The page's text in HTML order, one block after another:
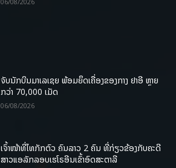
ຈັບນັກບິນມາເລເຊຍ ພ້ອມຍຶດເຄື່ອງຂອງກາງ ຢາອີ ຫຼາຍ
ກວ່າ 70,000 ເມັດ
06/08/2026
ເຈົ້າໜ້າທີ່ໄທກັກຕົວ ຄົນລາວ 2 ຄົນ ທີ່ກ່ຽວຂ້ອງກັບຄະດີ
ສາວແອລັກລອບເຮໂຣອີນເຂົ້າອົດສະຕາລີ